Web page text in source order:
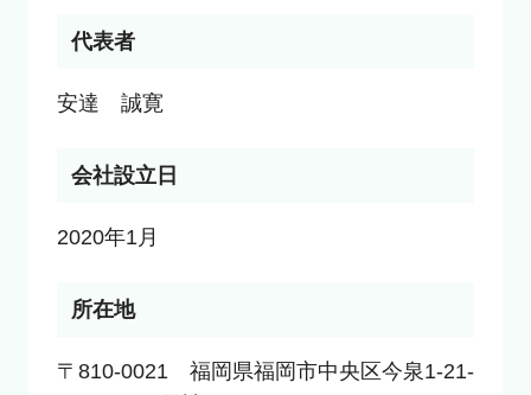
代表者
安達　誠寛
会社設立日
2020年1月
所在地
〒810-0021　福岡県福岡市中央区今泉1-21-